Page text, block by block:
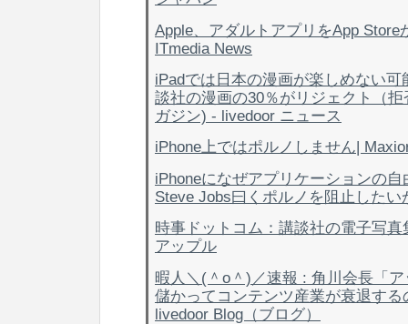
Apple、アダルトアプリをApp Store
ITmedia News
iPadでは日本の漫画が楽しめない
談社の漫画の30％がリジェクト（
ガジン) - livedoor ニュース
iPhone上ではポルノしません|
iPhoneになぜアプリケーションの
Steve Jobs曰くポルノを阻止したい
時事ドットコム：講談社の電子写
アップル
暇人＼(＾o＾)／速報 : 角川会長「
儲かってコンテンツ産業が衰退す
livedoor Blog（ブログ）